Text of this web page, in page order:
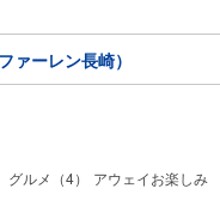
ァーレン長崎）
グルメ（4）
アウェイお楽しみ